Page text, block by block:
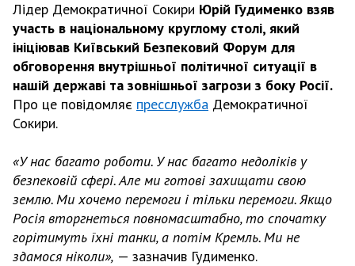
Лідер Демократичної Сокири Юрій Гудименко взяв
участь в національному круглому столі, який
ініціював Київський Безпековий Форум для
обговорення внутрішньої політичної ситуації в
нашій державі та зовнішньої загрози з боку Росії.
Про це повідомляє пресслужба Демократичної
Сокири.
«У нас багато роботи. У нас багато недоліків у
безпековій сфері. Але ми готові захищати свою
землю. Ми хочемо перемоги і тільки перемоги. Якщо
Росія вторгнеться повномасштабно, то спочатку
горітимуть їхні танки, а потім Кремль. Ми не
здамося ніколи», — зазначив Гудименко.